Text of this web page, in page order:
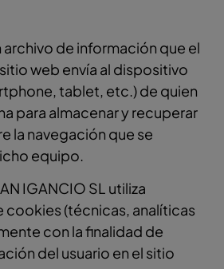
archivo de información que el
web envía al dispositivo
tablet, etc.) de quien
para almacenar y recuperar
la navegación que se
equipo.
IGANCIO SL utiliza
cookies (técnicas, analíticas
con la finalidad de
del usuario en el sitio